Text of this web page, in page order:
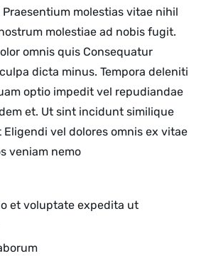
molestias vitae nihil
molestiae ad nobis fugit.
omnis quis Consequatur
dicta minus. Tempora deleniti
optio impedit vel repudiandae
et. Ut sint incidunt similique
Eligendi vel dolores omnis ex vitae
veniam nemo
et voluptate expedita ut